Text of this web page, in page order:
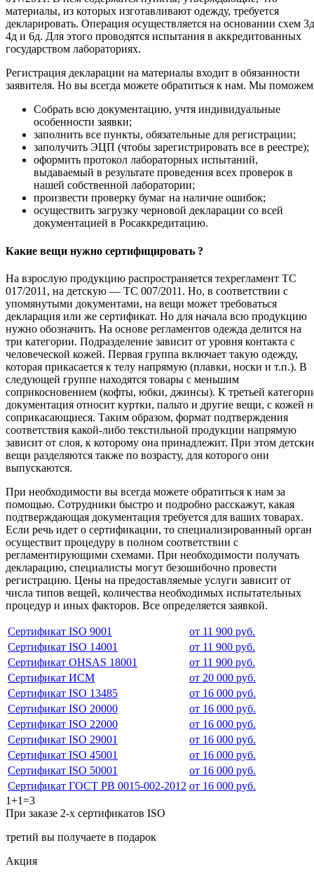
материалы, из которых изготавливают одежду, требуется
декларировать. Операция осуществляется на основании схем
4д и 6д. Для этого проводятся испытания в аккредитованных
государством лабораториях.
Регистрация декларации на материалы входит в обязанности
заявителя. Но вы всегда можете обратиться к нам. Мы
Собрать всю документацию, учтя индивидуальные
особенности заявки;
заполнить все пункты, обязательные для регистрации;
заполучить ЭЦП (чтобы зарегистрировать все в реестре);
оформить протокол лабораторных испытаний,
выдаваемый в результате проведения всех проверок в
нашей собственной лаборатории;
произвести проверку бумаг на наличие ошибок;
осуществить загрузку черновой декларации со всей
документацией в Росаккредитацию.
Какие вещи нужно сертифицировать ?
На взрослую продукцию распространяется техрегламент ТС
017/2011, на детскую — ТС 007/2011. Но, в соответствии с
упомянутыми документами, на вещи может требоваться
декларация или же сертификат. Но для начала всю продукцию
нужно обозначить. На основе регламентов одежда делится на
три категории. Подразделение зависит от уровня контакта с
человеческой кожей. Первая группа включает такую одежду,
которая прикасается к телу напрямую (плавки, носки и т.п.). В
следующей группе находятся товары с меньшим
соприкосновением (кофты, юбки, джинсы). К третьей
документация относит куртки, пальто и другие вещи, с кожей
соприкасающиеся. Таким образом, формат подтверждения
соответствия какой-либо текстильной продукции напрямую
зависит от слоя, к которому она принадлежит. При этом
вещи разделяются также по возрасту, для которого они
выпускаются.
При необходимости вы всегда можете обратиться к нам за
помощью. Сотрудники быстро и подробно расскажут, какая
подтверждающая документация требуется для ваших товарах.
Если речь идет о сертификации, то специализированный орган
осуществит процедуру в полном соответствии с
регламентирующими схемами. При необходимости получать
декларацию, специалисты могут безошибочно провести
регистрацию. Цены на предоставляемые услуги зависит от
числа типов вещей, количества необходимых испытательных
процедур и иных факторов. Все определяется заявкой.
Сертификат ISO 9001
от 11 900 руб.
Сертификат ISO 14001
от 11 900 руб.
Сертификат OHSAS 18001
от 11 900 руб.
Сертификат ИСМ
от 20 000 руб.
Сертификат ISO 13485
от 16 000 руб.
Сертификат ISO 20000
от 16 000 руб.
Сертификат ISO 22000
от 16 000 руб.
Сертификат ISO 29001
от 16 000 руб.
Сертификат ISO 45001
от 16 000 руб.
Сертификат ISO 50001
от 16 000 руб.
Сертификат ГОСТ РВ 0015-002-2012 от 16 000 руб.
1+1=3
При заказе 2-х сертификатов ISO
третий вы получаете в подарок
Акция